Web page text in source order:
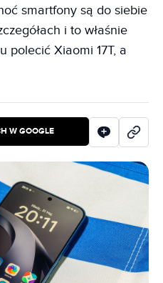
smartfony są do siebie
i to właśnie
polecić Xiaomi 17T, a
W GOOGLE